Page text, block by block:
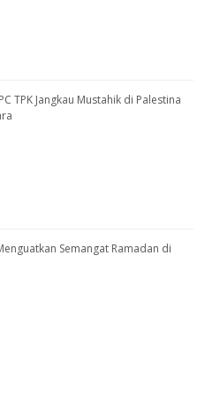
TPK Jangkau Mustahik di Palestina
Semangat Ramadan di